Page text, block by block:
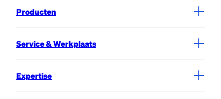
Producten
Service & Werkplaats
Expertise